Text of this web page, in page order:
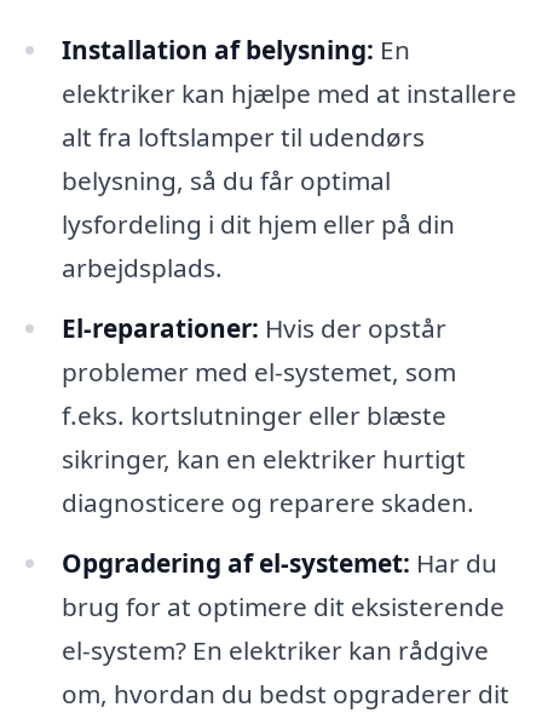
Installation af belysning: En
elektriker kan hjælpe med at installere
alt fra loftslamper til udendørs
belysning, så du får optimal
lysfordeling i dit hjem eller på din
arbejdsplads.
El-reparationer: Hvis der opstår
problemer med el-systemet, som
f.eks. kortslutninger eller blæste
sikringer, kan en elektriker hurtigt
diagnosticere og reparere skaden.
Opgradering af el-systemet: Har du
brug for at optimere dit eksisterende
el-system? En elektriker kan rådgive
om, hvordan du bedst opgraderer dit